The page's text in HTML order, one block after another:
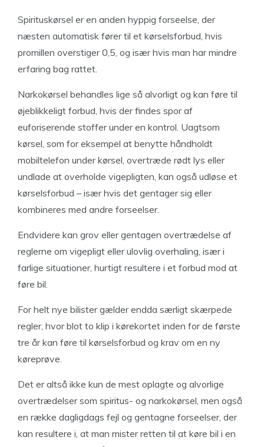
Spirituskørsel er en anden hyppig forseelse, der
næsten automatisk fører til et kørselsforbud, hvis
promillen overstiger 0,5, og især hvis man har mindre
erfaring bag rattet.
Narkokørsel behandles lige så alvorligt og kan føre til
øjeblikkeligt forbud, hvis der findes spor af
euforiserende stoffer under en kontrol. Uagtsom
kørsel, som for eksempel at benytte håndholdt
mobiltelefon under kørsel, overtræde rødt lys eller
undlade at overholde vigepligten, kan også udløse et
kørselsforbud – især hvis det gentager sig eller
kombineres med andre forseelser.
Endvidere kan grov eller gentagen overtrædelse af
reglerne om vigepligt eller ulovlig overhaling, især i
farlige situationer, hurtigt resultere i et forbud mod at
føre bil.
For helt nye bilister gælder endda særligt skærpede
regler, hvor blot to klip i kørekortet inden for de første
tre år kan føre til kørselsforbud og krav om en ny
køreprøve.
Det er altså ikke kun de mest oplagte og alvorlige
overtrædelser som spiritus- og narkokørsel, men også
en række dagligdags fejl og gentagne forseelser, der
kan resultere i, at man mister retten til at køre bil i en